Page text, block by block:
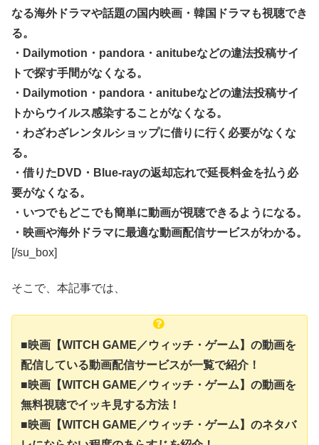
なる海外ドラマや話題の国内映画・韓国ドラマも視聴でき
る。
・Dailymotion・pandora・anitubeなどの違法投稿サイ
トで探す手間がなくなる。
・Dailymotion・pandora・anitubeなどの違法投稿サイ
トからウイルス感染することがなくなる。
・わざわざレンタルショップに借りに行く必要がなくな
る。
・借りたDVD・Blue-rayの返却忘れで延長料金を払う必
要がなくなる。
・いつでもどこでも簡単に動画が視聴できるようになる。
・映画や海外ドラマに最適な動画配信サービスがわかる。
[/su_box]
そこで、本記事では、
■映画【WITCH GAME／ウィッチ・ゲーム】の動画を
配信している動画配信サービスが一覧で紹介！
■映画【WITCH GAME／ウィッチ・ゲーム】の動画を
無料視聴でイッキ見する方法！
■映画【WITCH GAME／ウィッチ・ゲーム】のネタバ